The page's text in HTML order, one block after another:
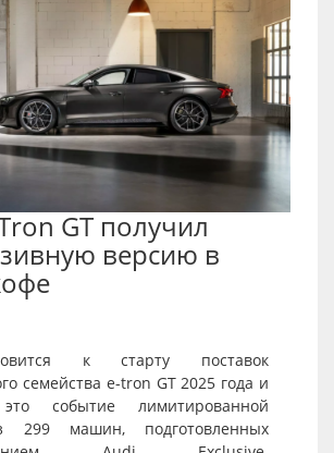
GT получил
версию в
к старту поставок
семейства e-tron GT 2025 года и
событие лимитированной
299 машин, подготовленных